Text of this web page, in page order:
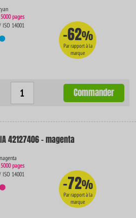
5000 pages
ISO 14001
-62%
Par rapport à la
marque
Commander
42127406 - magenta
5000 pages
ISO 14001
-72%
Par rapport à la
marque